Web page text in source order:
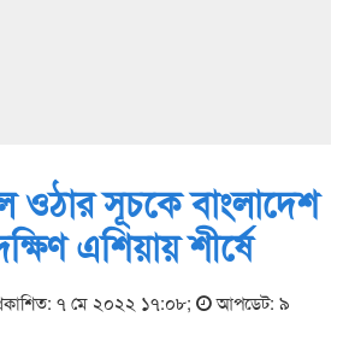
ওঠার সূচকে বাংলাদেশ
এশিয়ায় শীর্ষে
৭ মে ২০২২ ১৭:০৮;
আপডেট: ৯